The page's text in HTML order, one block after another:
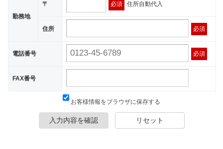
勤務地
〒 必須 住所自動代入
住所 必須
電話番号 必須
FAX番号
お客様情報をブラウザに保存する
入力内容を確認 リセット